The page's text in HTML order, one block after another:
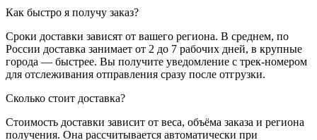
Как быстро я получу заказ?
Сроки доставки зависят от вашего региона. В среднем, по
России доставка занимает от 2 до 7 рабочих дней, в крупные
города — быстрее. Вы получите уведомление с трек-номером
для отслеживания отправления сразу после отгрузки.
Сколько стоит доставка?
Стоимость доставки зависит от веса, объёма заказа и региона
получения. Она рассчитывается автоматически при